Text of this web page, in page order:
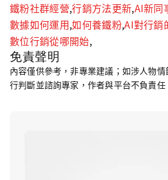
鐵粉社群經營,行銷方法更新,AI新同
數據如何運用,如何養鐵粉,AI對行銷
數位行銷從哪開始,
免責聲明
內容僅供參考，非專業建議；如涉人物
行判斷並諮詢專家，作者與平台不負責任